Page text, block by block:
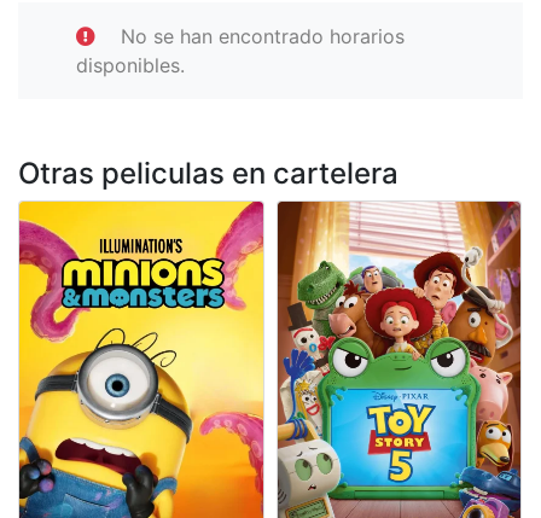
No se han encontrado horarios
disponibles.
Otras peliculas en cartelera